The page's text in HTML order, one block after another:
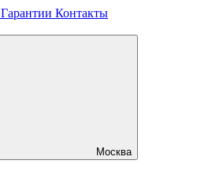
Гарантии Контакты
Москва